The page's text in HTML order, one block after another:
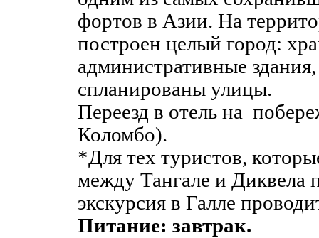
фортов в Азии. На
построен целый город:
административные
спланированы улицы.
Переезд в отель на
Коломбо).
*Для тех туристов,
между Тангале и Диквела
экскурсия в Галле
Питание: завтрак.